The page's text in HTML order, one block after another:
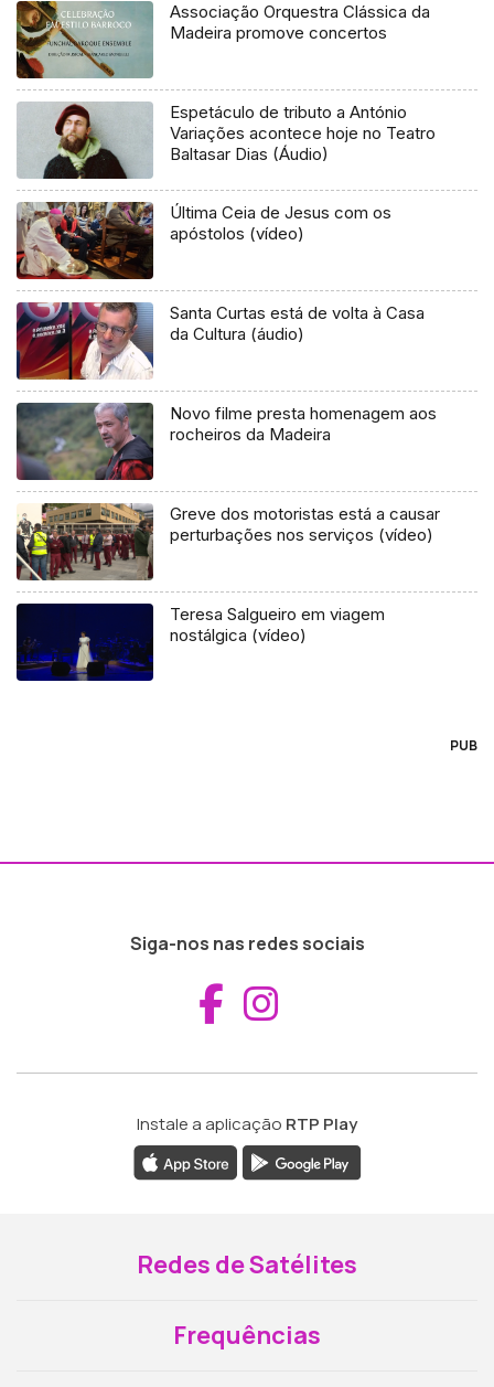
Associação Orquestra Clássica da
Madeira promove concertos
Espetáculo de tributo a António
Variações acontece hoje no Teatro
Baltasar Dias (Áudio)
Última Ceia de Jesus com os
apóstolos (vídeo)
Santa Curtas está de volta à Casa
da Cultura (áudio)
Novo filme presta homenagem aos
rocheiros da Madeira
Greve dos motoristas está a causar
perturbações nos serviços (vídeo)
Teresa Salgueiro em viagem
nostálgica (vídeo)
PUB
Siga-nos nas redes sociais
Aceder ao
Instale a aplicação RTP Play
Redes de Satélites
Frequências